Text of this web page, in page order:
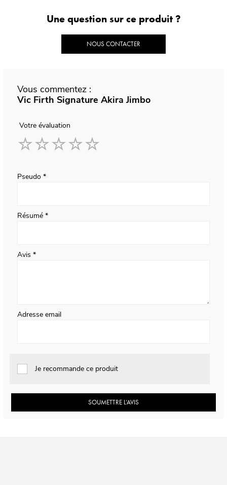
Une question sur ce produit ?
NOUS CONTACTER
Vous commentez :
Vic Firth Signature Akira Jimbo
Votre évaluation
Pseudo
Résumé
Avis
Adresse email
Je recommande ce produit
SOUMETTRE L’AVIS